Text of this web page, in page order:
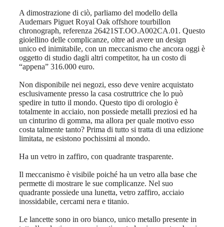
A dimostrazione di ciò, parliamo del modello della
Audemars Piguet Royal Oak offshore tourbillon
chronograph, referenza 26421ST.OO.A002CA.01. Questo
gioiellino delle complicanze, oltre ad avere un design
unico ed inimitabile, con un meccanismo che ancora oggi è
oggetto di studio dagli altri competitor, ha un costo di
“appena” 316.000 euro.
Non disponibile nei negozi, esso deve venire acquistato
esclusivamente presso la casa costruttrice che lo può
spedire in tutto il mondo. Questo tipo di orologio è
totalmente in acciaio, non possiede metalli preziosi ed ha
un cinturino di gomma, ma allora per quale motivo esso
costa talmente tanto? Prima di tutto si tratta di una edizione
limitata, ne esistono pochissimi al mondo.
Ha un vetro in zaffiro, con quadrante trasparente.
Il meccanismo è visibile poiché ha un vetro alla base che
permette di mostrare le sue complicanze. Nel suo
quadrante possiede una lunetta, vetro zaffiro, acciaio
inossidabile, cercami nera e titanio.
Le lancette sono in oro bianco, unico metallo presente in